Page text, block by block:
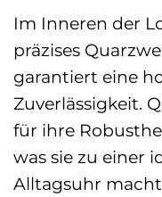
Im Inneren der
präzises
garantiert eine
Zuverlässigkeit.
für ihre
was sie zu einer
Alltagsuhr